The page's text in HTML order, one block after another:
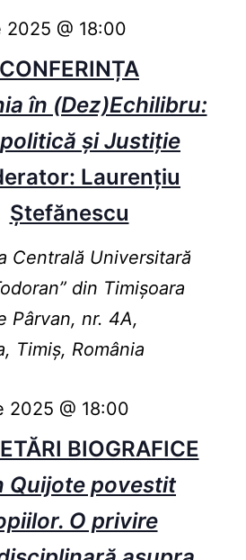
CONFERINȚA
în (Dez)Echilibru:
și Justiție
Laurențiu
Ștefănescu
2025 @ 18:00
Centrală Universitară
din Timişoara
Pârvan, nr. 4A,
Timiș, România
BIOGRAFICE
Quijote povestit
O privire
2025 @ 18:00